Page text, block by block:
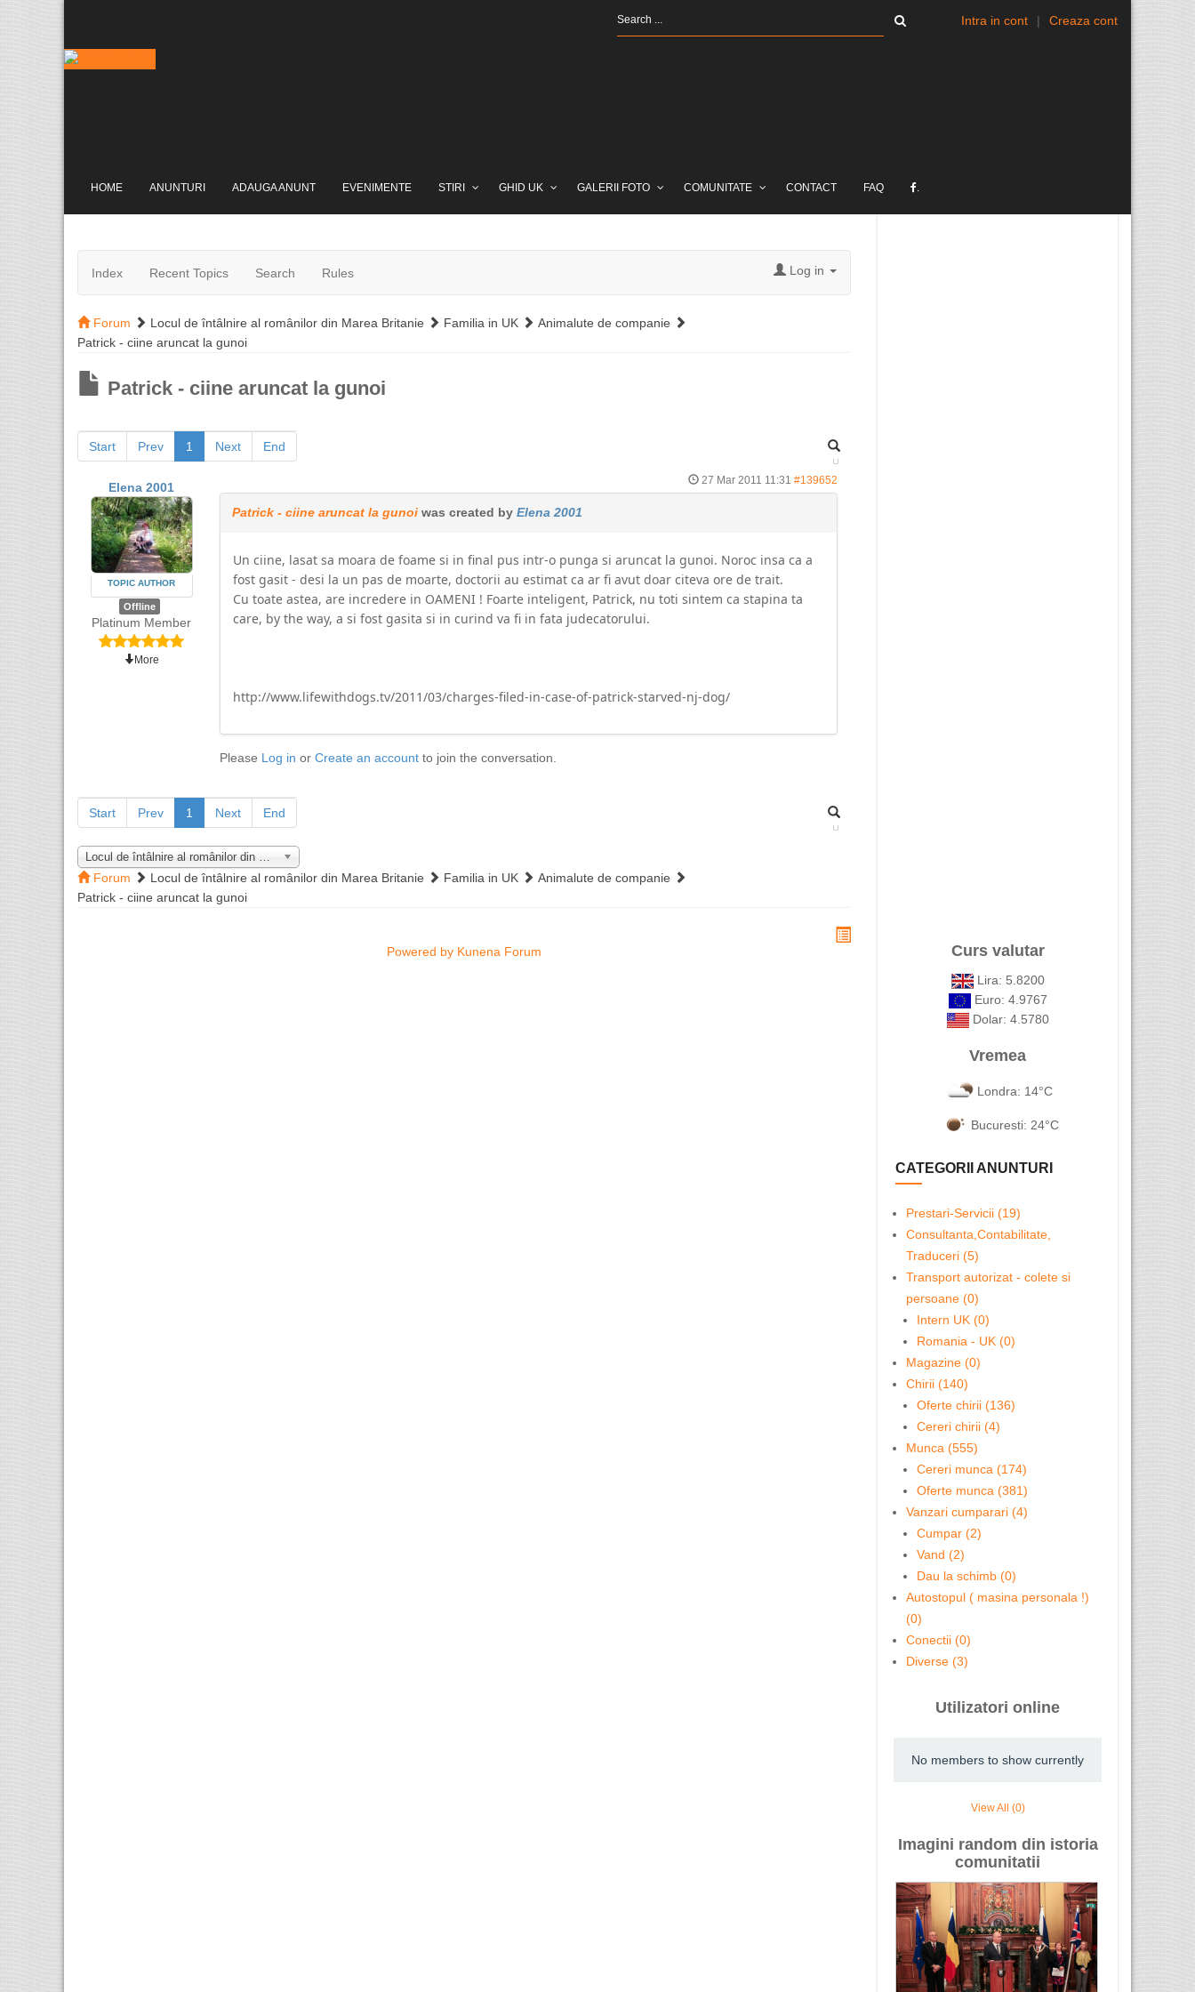
Intra in cont | Creaza cont
HOME ANUNTURI ADAUGA ANUNT EVENIMENTE STIRI GHID UK GALERII FOTO COMUNITATE CONTACT FAQ .
Index Recent Topics Search Rules Log in
Forum Locul de întâlnire al românilor din Marea Britanie Familia in UK
Animalute de companie
Patrick - ciine aruncat la gunoi
Patrick - ciine aruncat la gunoi
Start Prev 1 Next End
Elena 2001
TOPIC AUTHOR
Offline
Platinum Member
More
27 Mar 2011 11:31 #139652
Patrick - ciine aruncat la gunoiwas created by Elena 2001
Un ciine, lasat sa moara de foame si in final pus intr-o punga si aruncat la gunoi. Noroc insa ca a
fost gasit - desi la un pas de moarte, doctorii au estimat ca ar fi avut doar citeva ore de trait.
Cu toate astea, are incredere in OAMENI ! Foarte inteligent, Patrick, nu toti sintem ca stapina ta
care, by the way, a si fost gasita si in curind va fi in fata judecatorului.
http://www.lifewithdogs.tv/2011/03/charges-filed-in-case-of-patrick-starved-nj-dog/
Please Log in or Create an accountto join the conversation.
Start Prev 1 Next End
Locul de întâlnire al românilor din Marea Britanie
Forum Locul de întâlnire al românilor din Marea Britanie Familia in UK
Animalute de companie
Patrick - ciine aruncat la gunoi
Powered by Kunena Forum Curs valutar
Lira: 5.8200
Euro: 4.9767
Dolar: 4.5780
Vremea
Londra: 14°C
Bucuresti: 24°C
CATEGORII ANUNTURI
Prestari-Servicii (19)
Consultanta,Contabilitate,
Traduceri (5)
Transport autorizat - colete si
persoane (0)
Intern UK (0)
Romania - UK (0)
Magazine (0)
Chirii (140)
Oferte chirii (136)
Cereri chirii (4)
Munca (555)
Cereri munca (174)
Oferte munca (381)
Vanzari cumparari (4)
Cumpar (2)
Vand (2)
Dau la schimb (0)
Autostopul ( masina personala !)
(0)
Conectii (0)
Diverse (3)
Utilizatori online
No members to show currently
View All (0)
Imagini random din istoria
comunitatii